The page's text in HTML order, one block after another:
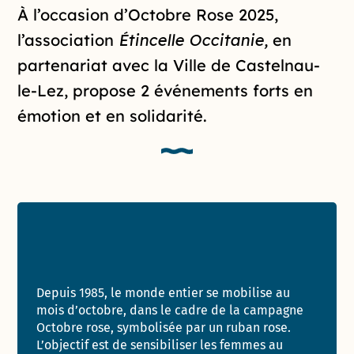
Introduction de la page
À l’occasion d’Octobre Rose 2025,
l’association Étincelle Occitanie, en
partenariat avec la Ville de Castelnau-
le-Lez, propose 2 événements forts en
émotion et en solidarité.
Depuis 1985, le monde entier se mobilise au
mois d’octobre, dans le cadre de la campagne
Octobre rose, symbolisée par un ruban rose.
L’objectif est de sensibiliser les femmes au